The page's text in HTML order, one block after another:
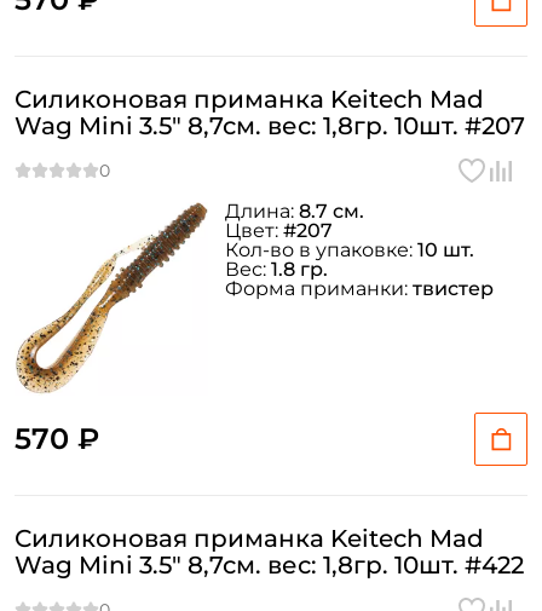
Силиконовая приманка Keitech Mad
Wag Mini 3.5" 8,7см. вес: 1,8гр. 10шт. #207
570 ₽
Длина: 8.7 см.
Цвет: #207
Кол-во в упаковке: 10 шт.
Вес: 1.8 гр.
Форма приманки: твистер
Силиконовая приманка Keitech Mad
Wag Mini 3.5" 8,7см. вес: 1,8гр. 10шт. #422